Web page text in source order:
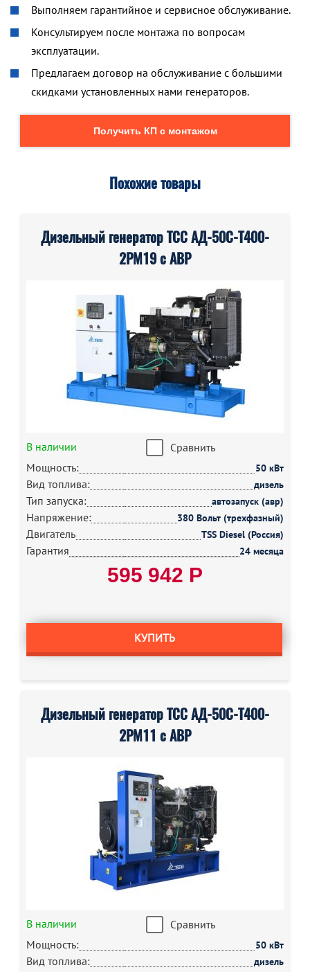
Выполняем гарантийное и сервисное обслуживание.
Консультируем после монтажа по вопросам
эксплуатации.
Предлагаем договор на обслуживание с большими
скидками установленных нами генераторов.
Получить КП с монтажом
Похожие товары
Дизельный генератор ТСС АД-50С-Т400-
2РМ19 с АВР
В наличии
Сравнить
Мощность:
50 кВт
Вид топлива: дизель
Тип запуска: автозапуск (авр)
Напряжение: 380 Вольт (трехфазный)
Двигатель TSS Diesel (Россия)
Гарантия 24 месяца
595 942 Р
КУПИТЬ
Дизельный генератор ТСС АД-50С-Т400-
2РМ11 с АВР
В наличии
Сравнить
Мощность:
50 кВт
Вид топлива: дизель